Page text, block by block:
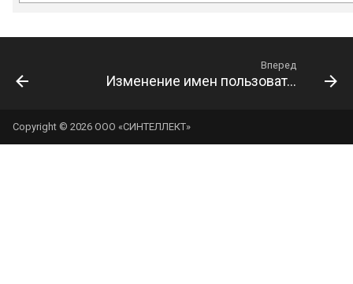
Вперед
Изменение имен пользователей в обсуждениях
Copyright © 2026 ООО «СИНТЕЛЛЕКТ»